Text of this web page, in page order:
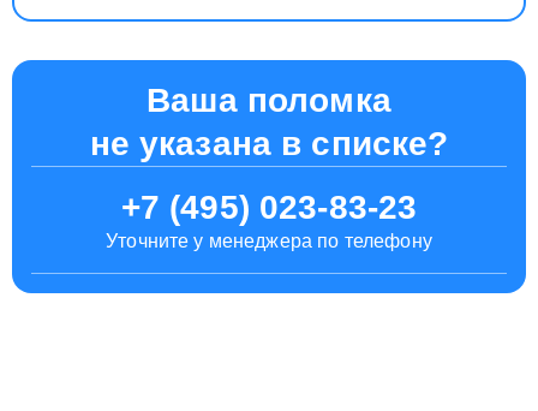
Ваша поломка
не указана в списке?
+7 (495) 023-83-23
Уточните у менеджера по телефону